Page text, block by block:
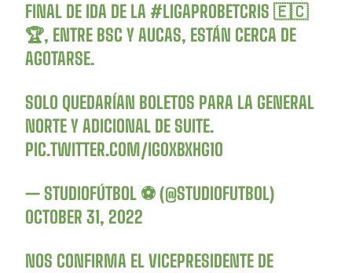
FINAL DE IDA DE LA#LIGAPROBETCRIS 🇪🇨
🏆, ENTRE BSC Y AUCAS, ESTÁN CERCA DE
AGOTARSE.
SOLO QUEDARÍAN BOLETOS PARA LA GENERAL
NORTE Y ADICIONAL DE SUITE.
PIC.TWITTER.COM/IG0XBXHG1O
— STUDIOFÚTBOL ⚽ (@STUDIOFUTBOL)
OCTOBER 31, 2022
NOS CONFIRMA EL VICEPRESIDENTE DE